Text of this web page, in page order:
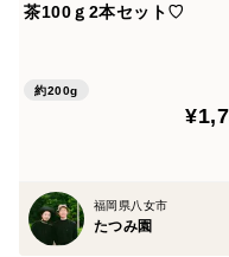
メール便ポスト投函。
茶100ｇ2本セット♡
約200g
福岡県八女市
たつみ園